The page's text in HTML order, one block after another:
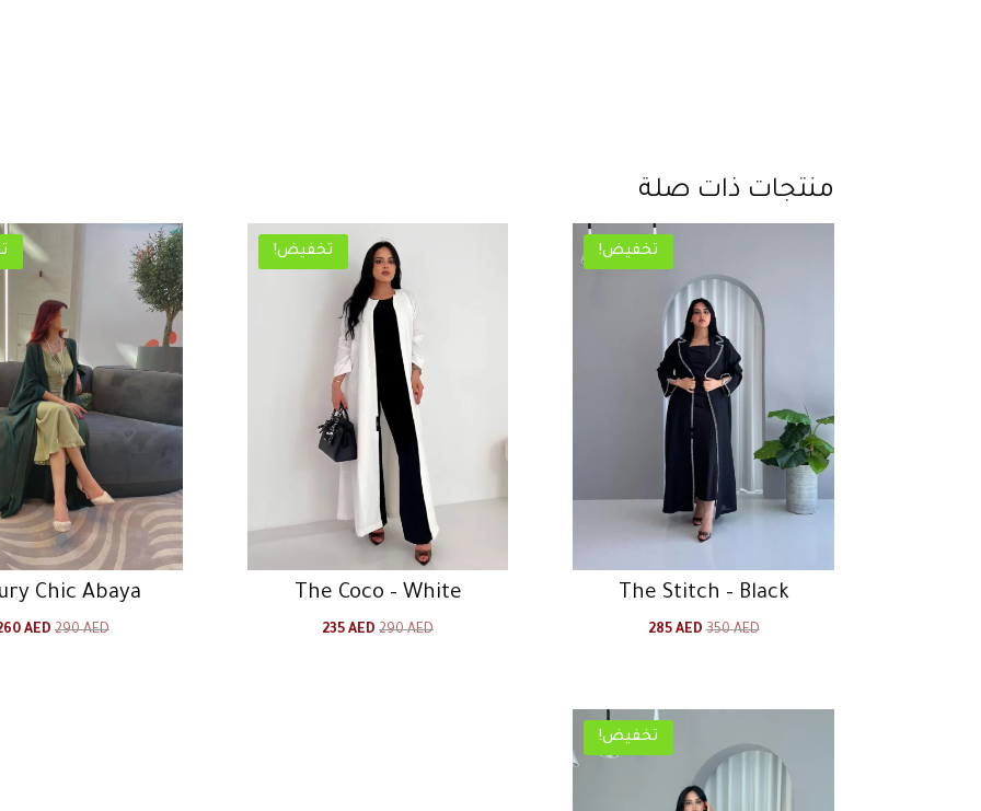
منتجات ذات صلة
تخفيض!
The Stitch – Black
350AED
السعر285 AED
تخفيض!
The Coco – White
290AED
السعر235AED
السعر
Chic Abaya
290AED
السعر
AED
تخفيض!